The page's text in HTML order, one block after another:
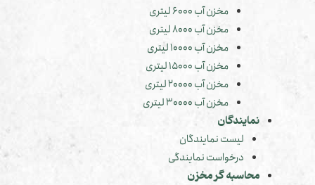
مخزن آب 6000 لیتری
مخزن آب 8000 لیتری
مخزن آب 10000 لیتری
مخزن آب 15000 لیتری
مخزن آب 20000 لیتری
مخزن آب 30000 لیتری
نمایندگان
لیست نمایندگان
درخواست نمایندگی
محاسبه گر مخزن